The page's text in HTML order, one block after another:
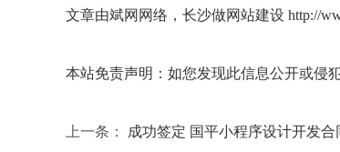
文章由斌网网络，长沙做网站建设 http://
本站免责声明：如您发现此信息公开或侵
上一条：
成功签定 国平小程序设计开发合